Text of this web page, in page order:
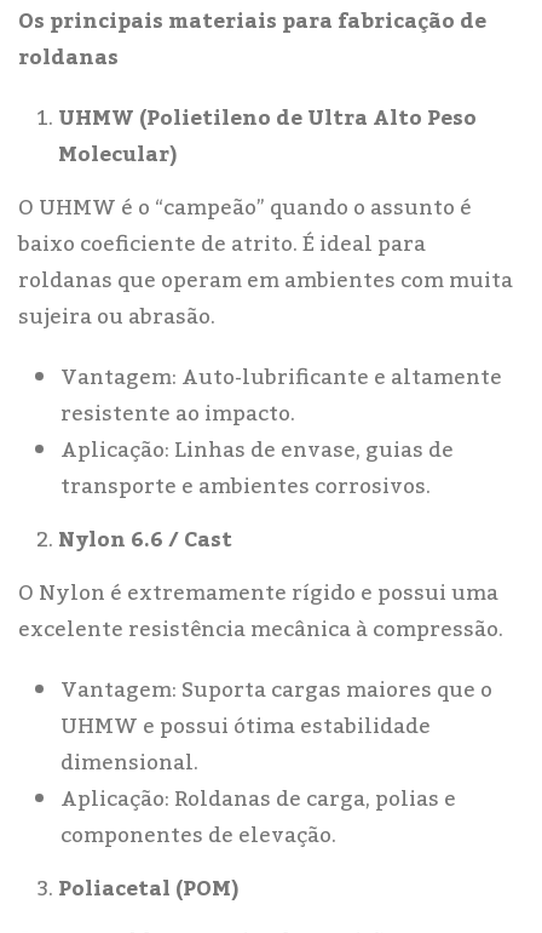
Os principais materiais para fabricação de
roldanas
UHMW (Polietileno de Ultra Alto Peso
Molecular)
O UHMW é o “campeão” quando o assunto é
baixo coeficiente de atrito. É ideal para
roldanas que operam em ambientes com muita
sujeira ou abrasão.
Vantagem: Auto-lubrificante e altamente
resistente ao impacto.
Aplicação: Linhas de envase, guias de
transporte e ambientes corrosivos.
Nylon 6.6 / Cast
O Nylon é extremamente rígido e possui uma
excelente resistência mecânica à compressão.
Vantagem: Suporta cargas maiores que o
UHMW e possui ótima estabilidade
dimensional.
Aplicação: Roldanas de carga, polias e
componentes de elevação.
Poliacetal (POM)